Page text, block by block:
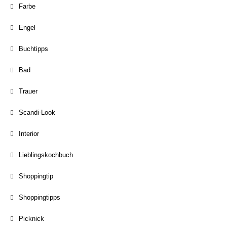
Farbe
Engel
Buchtipps
Bad
Trauer
Scandi-Look
Interior
Lieblingskochbuch
Shoppingtip
Shoppingtipps
Picknick